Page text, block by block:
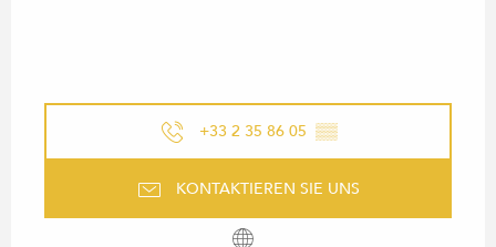
+33 2 35 86 05 ▒▒
KONTAKTIEREN SIE UNS